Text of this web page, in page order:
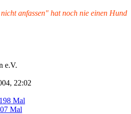
anfassen" hat noch nie einen Hund
e.V.
22:02
198 Mal
Mal